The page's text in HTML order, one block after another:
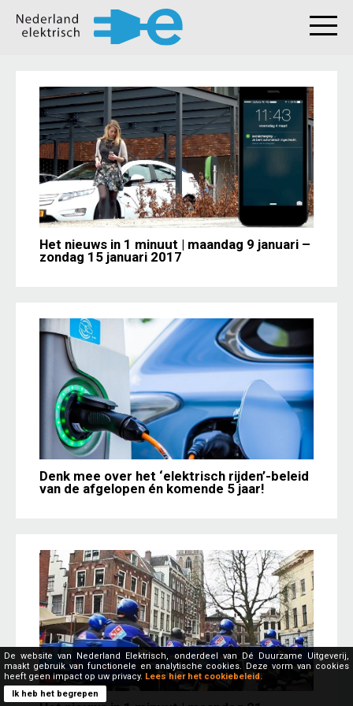
Het nieuws in 1 minuut | maandag 9 januari –
zondag 15 januari 2017
Denk mee over het ‘elektrisch rijden’-beleid
van de afgelopen én komende 5 jaar!
De website van Nederland Elektrisch, onderdeel van Dé Duurzame Uitgeverij,
maakt gebruik van functionele en analytische cookies. Deze vorm van cookies
heeft geen impact op uw privacy. Lees hier het cookiebeleid.
Ik heb het begrepen